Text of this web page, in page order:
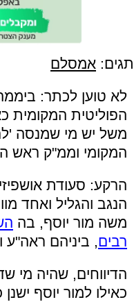
תגים: אמסלם
לא טוען לכתר:
הפוליטית המקומית
משל יש מי שמנסה
המקומי וממ"ק ראש
הרקע: סעודת
הנגב והגליל ואחד
משה מור יוסף, בה
רבים, ביניהם ראה"ע
הדיווחים, שהיה מי
כאילו למור יוסף